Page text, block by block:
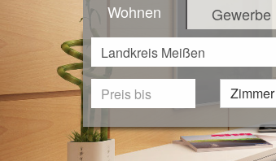
Wohnen Gewerbe
Zimmer